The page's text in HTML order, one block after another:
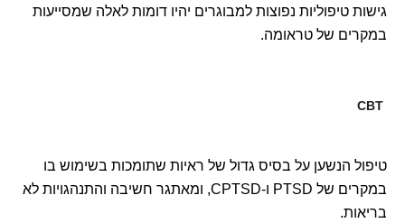
גישות טיפוליות נפוצות למבוגרים יהיו דומות לאלה שמסייעות
במקרים של טראומה.
טיפול הנשען על בסיס גדול של ראיות שתומכות בשימוש בו
במקרים של PTSD ו-CPTSD, ומאתגר חשיבה והתנהגויות לא
בריאות.